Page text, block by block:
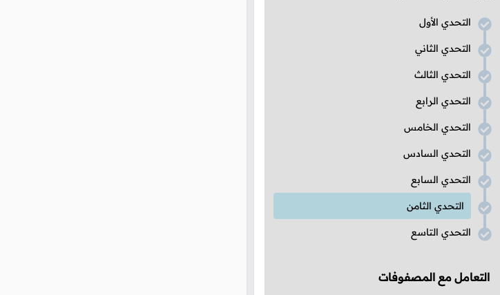
التحدي الأول
التحدي الثاني
التحدي الثالث
التحدي الرابع
التحدي الخامس
التحدي السادس
التحدي السابع
التحدي الثامن
التحدي التاسع
التعامل مع المصفوفات